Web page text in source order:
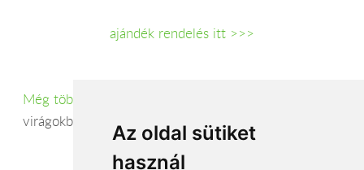
Az oldal sütiket
használ
ajándék rendelés itt >>>
Még több ajándékcsomag itt>>>
virágokból készült csokor rendelésre is.
találod>>>